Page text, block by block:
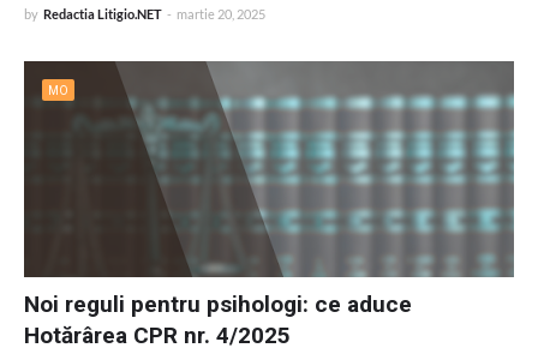
by Redactia Litigio.NET - martie 20, 2025
MO
Noi reguli pentru psihologi: ce aduce
Hotărârea CPR nr. 4/2025